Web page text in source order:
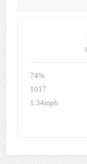
74%
1017
1.34mph